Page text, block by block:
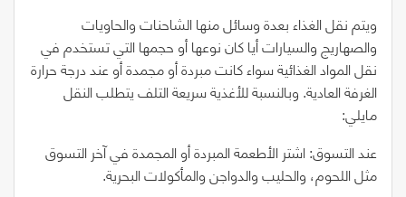
ويتم نقل الغذاء بعدة وسائل منها الشاحنات والحاويات
والصهاريج والسيارات أيا كان نوعها أو حجمها التي تستخدم في
نقل المواد الغذائية سواء كانت مبردة أو مجمدة أو عند درجة حرارة
الغرفة العادية. وبالنسبة للأغذية سريعة التلف يتطلب النقل
مايلي:
عند التسوق: اشتر الأطعمة المبردة أو المجمدة في آخر التسوق
مثل اللحوم، والحليب والدواجن والمأكولات البحرية.